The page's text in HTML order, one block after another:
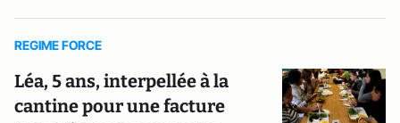
REGIME FORCE
Léa, 5 ans, interpellée à la
cantine pour une facture